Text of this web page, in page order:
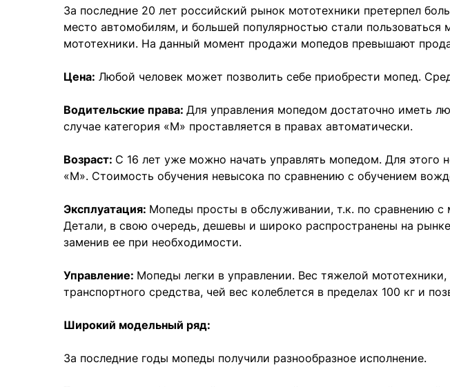
За последние 20 лет российский рынок мототехники претерпел
место автомобилям, и большей популярностью стали
мототехники. На данный момент продажи мопедов превышают
Цена: Любой человек может позволить себе приобрести мопед.
Водительские права: Для управления мопедом достаточно иметь
случае категория «M» проставляется в правах автоматически.
Возраст: С 16 лет уже можно начать управлять мопедом. Для этого
«M». Стоимость обучения невысока по сравнению с обучением
Эксплуатация: Мопеды просты в обслуживании, т.к. по сравнению
Детали, в свою очередь, дешевы и широко распространены на
заменив ее при необходимости.
Управление: Мопеды легки в управлении. Вес тяжелой
транспортного средства, чей вес колеблется в пределах 100 кг и
Широкий модельный ряд:
За последние годы мопеды получили разнообразное исполнение.